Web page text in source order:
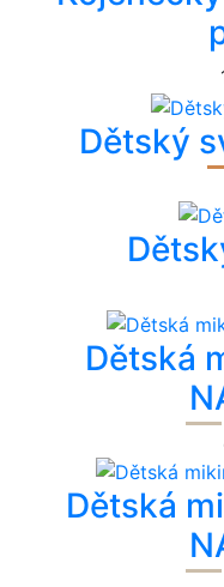
Dětský
Dětská
Dětská